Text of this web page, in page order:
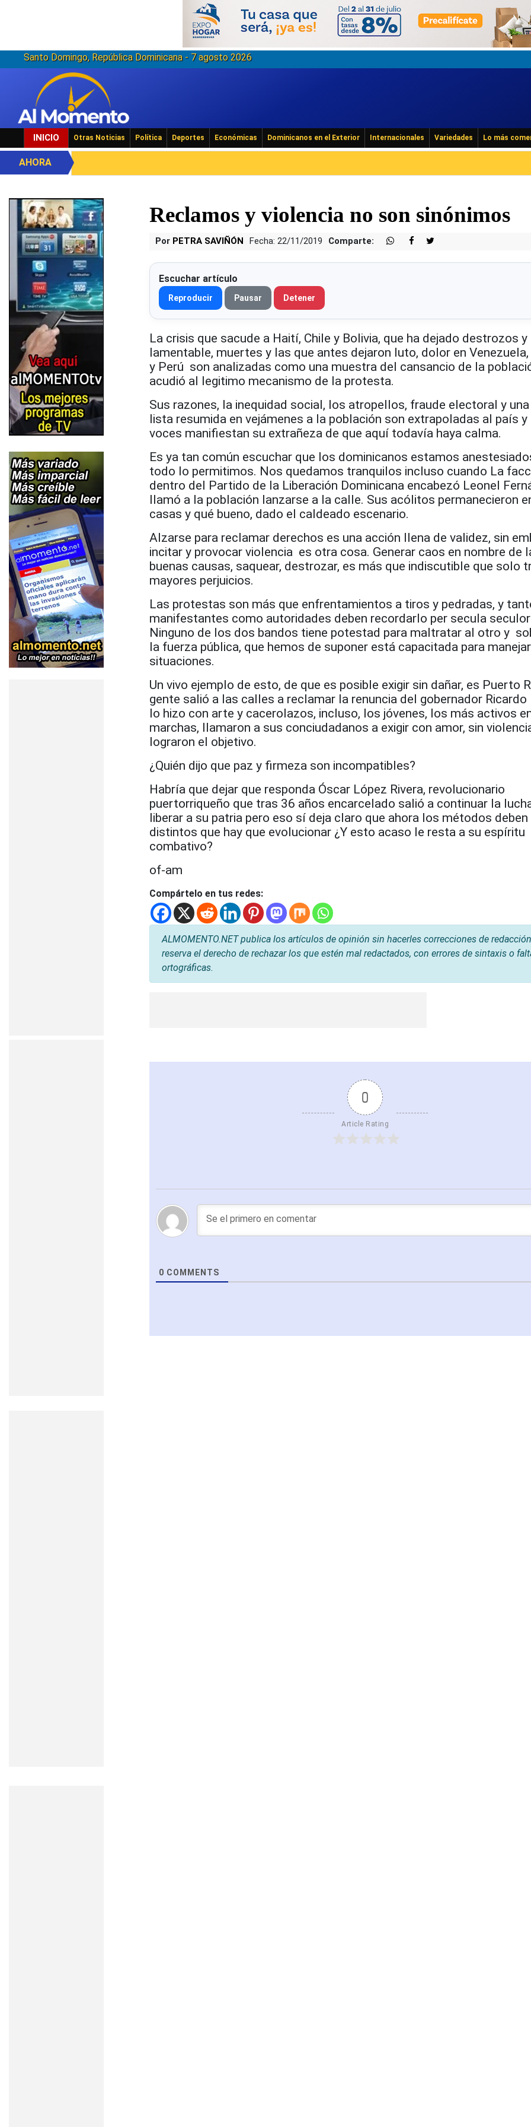
Santo Domingo, República Dominicana - 7 agosto 2026
INICIO Otras Noticias Política Deportes Económicas Dominicanos en el Exterior Internacionales Variedades Lo más
AHORA
Reclamos y violencia no son sinónimos
Por PETRA SAVIÑÓN Fecha: 22/11/2019 Comparte:
Escuchar artículo
Reproducir Pausar Detener
La crisis que sacude a Haití, Chile y Bolivia, que ha dejado destrozos
lamentable, muertes y las que antes dejaron luto, dolor en
y Perú son analizadas como una muestra del cansancio de la
acudió al legitimo mecanismo de la protesta.
Sus razones, la inequidad social, los atropellos, fraude electoral y
lista resumida en vejámenes a la población son extrapoladas al país
voces manifiestan su extrañeza de que aquí todavía haya calma.
Es ya tan común escuchar que los dominicanos estamos
todo lo permitimos. Nos quedamos tranquilos incluso cuando La
dentro del Partido de la Liberación Dominicana encabezó Leonel
llamó a la población lanzarse a la calle. Sus acólitos permanecieron
casas y qué bueno, dado el caldeado escenario.
Alzarse para reclamar derechos es una acción llena de validez, sin
incitar y provocar violencia es otra cosa. Generar caos en nombre de
buenas causas, saquear, destrozar, es más que indiscutible que solo
mayores perjuicios.
Las protestas son más que enfrentamientos a tiros y pedradas, y
manifestantes como autoridades deben recordarlo per secula
Ninguno de los dos bandos tiene potestad para maltratar al otro y
la fuerza pública, que hemos de suponer está capacitada para
situaciones.
Un vivo ejemplo de esto, de que es posible exigir sin dañar, es Puerto
gente salió a las calles a reclamar la renuncia del gobernador Ricardo
lo hizo con arte y cacerolazos, incluso, los jóvenes, los más activos
marchas, llamaron a sus conciudadanos a exigir con amor, sin
lograron el objetivo.
¿Quién dijo que paz y firmeza son incompatibles?
Habría que dejar que responda Óscar López Rivera, revolucionario
puertorriqueño que tras 36 años encarcelado salió a continuar la
liberar a su patria pero eso sí deja claro que ahora los métodos deben
distintos que hay que evolucionar ¿Y esto acaso le resta a su espíritu
combativo?
of-am
Compártelo en tus redes:
ALMOMENTO.NET publica los artículos de opinión sin hacerles correcciones de
reserva el derecho de rechazar los que estén mal redactados, con errores de sintaxis o
ortográficas.
0
Article Rating
0 COMMENTS